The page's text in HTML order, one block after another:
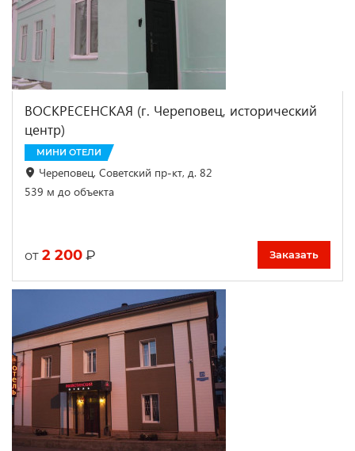
ВОСКРЕСЕНСКАЯ (г. Череповец, исторический
центр)
МИНИ ОТЕЛИ
Череповец, Советский пр-кт, д. 82
539 м до объекта
от 2 200 ₽ Заказать